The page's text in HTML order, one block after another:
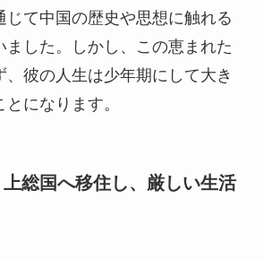
じて中国の歴史や思想に触れる
ました。しかし、この恵まれた
彼の人生は少年期にして大き
になります。
総国へ移住し、厳しい生活